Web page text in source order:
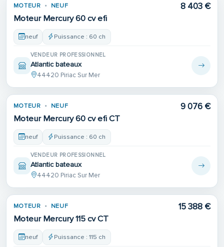
MOTEUR NEUF
Moteur Mercury 60 cv efi
8 403 €
neuf Puissance : 60 ch
VENDEUR PROFESSIONNEL
Atlantic bateaux
44420 Piriac Sur Mer
MOTEUR NEUF
Moteur Mercury 60 cv efi CT
9 076 €
neuf Puissance : 60 ch
VENDEUR PROFESSIONNEL
Atlantic bateaux
44420 Piriac Sur Mer
MOTEUR NEUF
Moteur Mercury 115 cv CT
15 388 €
neuf Puissance : 115 ch